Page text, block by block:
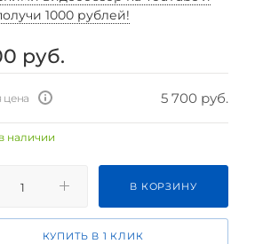
1000 рублей!
руб.
цена 5 700 руб.
наличии
В КОРЗИНУ
КУПИТЬ В 1 КЛИК